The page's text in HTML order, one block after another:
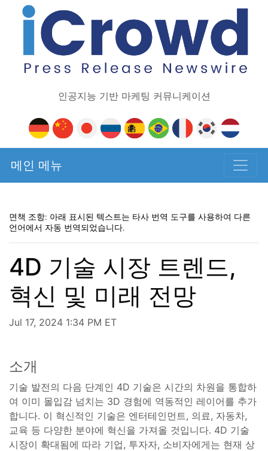
인공지능 기반 마케팅 커뮤니케이션
메인 메뉴
면책 조항: 아래 표시된 텍스트는 타사 번역 도구를 사용하여 다른
언어에서 자동 번역되었습니다.
4D 기술 시장 트렌드,
혁신 및 미래 전망
Jul 17, 2024 1:34 PM ET
소개
기술 발전의 다음 단계인 4D 기술은 시간의 차원을 통합하
여 이미 몰입감 넘치는 3D 경험에 역동적인 레이어를 추가
합니다. 이 혁신적인 기술은 엔터테인먼트, 의료, 자동차,
교육 등 다양한 분야에 혁신을 가져올 것입니다. 4D 기술
시장이 확대됨에 따라 기업, 투자자, 소비자에게는 현재 상